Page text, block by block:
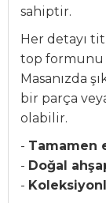
sahiptir.
Her detayı
top formunu
Masanızda
bir parça
olabilir.
- Tamamen
- Doğal
-